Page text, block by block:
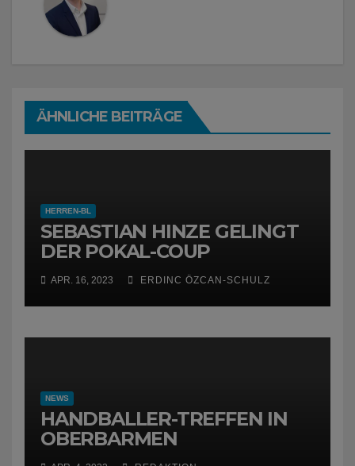
ÄHNLICHE BEITRÄGE
HERREN-BL
SEBASTIAN HINZE GELINGT
DER POKAL-COUP
APR. 16, 2023 ERDINC ÖZCAN-SCHULZ
NEWS
HANDBALLER-TREFFEN IN
OBERBARMEN